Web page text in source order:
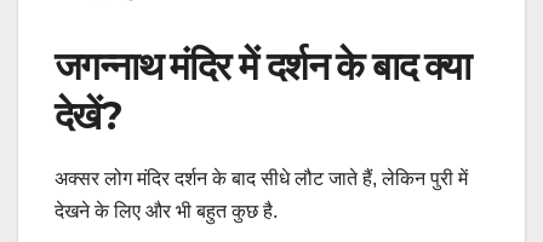
जगन्नाथ मंदिर में दर्शन के बाद क्या
देखें?
अक्सर लोग मंदिर दर्शन के बाद सीधे लौट जाते हैं, लेकिन पुरी में
देखने के लिए और भी बहुत कुछ है.